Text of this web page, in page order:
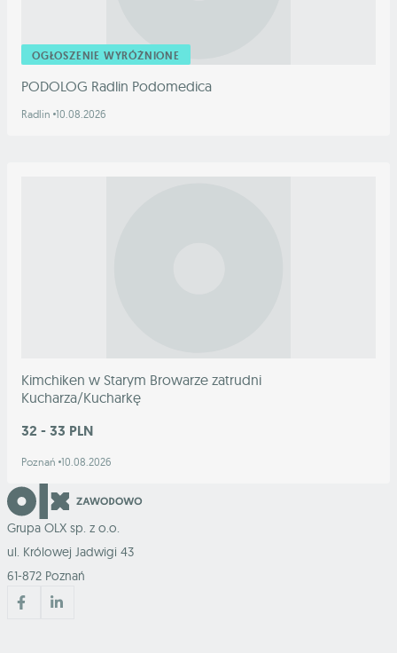
OGŁOSZENIE WYRÓŻNIONE
PODOLOG Radlin Podomedica
Radlin 10.08.2026
Kimchiken w Starym Browarze zatrudni
Kucharza/Kucharkę
32 - 33 PLN
Poznań 10.08.2026
Grupa OLX sp. z o.o.
ul. Królowej Jadwigi 43
61-872 Poznań